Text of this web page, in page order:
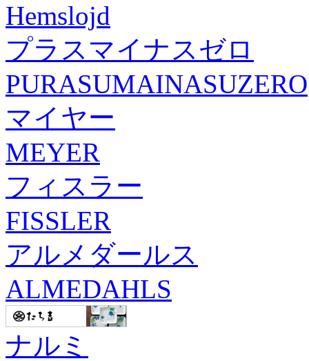
Hemslojd
プラスマイナスゼロ
PURASUMAINASUZERO
マイヤー
MEYER
フィスラー
FISSLER
アルメダールス
ALMEDAHLS
ナルミ